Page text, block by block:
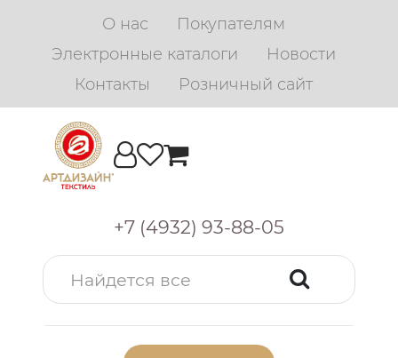
О нас
Покупателям
Электронные каталоги
Новости
Контакты
Розничный сайт
+7 (4932) 93-88-05